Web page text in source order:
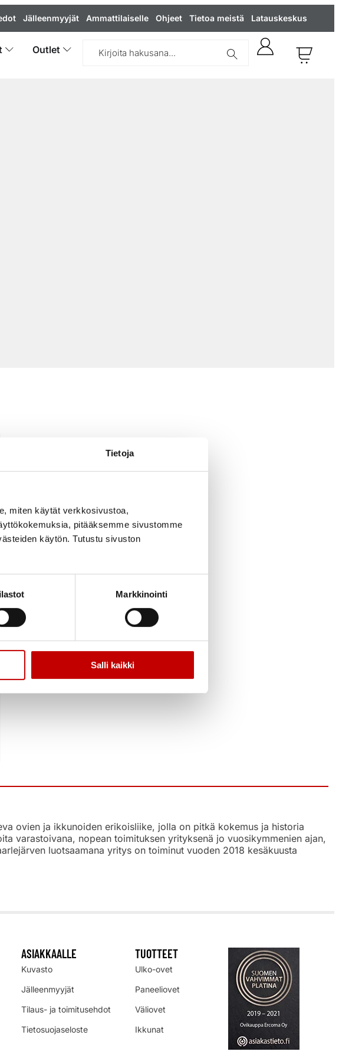
Tietoja
miten käytät verkkosivustoa,
pitääksemme sivustomme
käytön. Tutustu sivuston
Markkinointi
Salli kaikki
Jälleenmyyjät Ammattilaiselle Ohjeet Tietoa meistä Latauskeskus
Outlet
ovien ja ikkunoiden erikoisliike, jolla on pitkä kokemus ja historia
varastoivana, nopean toimituksen yrityksenä jo vuosikymmenien ajan,
luotsaamana yritys on toiminut vuoden 2018 kesäkuusta
ASIAKKAALLE
Kuvasto
Jälleenmyyjät
Tilaus- ja toimitusehdot
Tietosuojaseloste
TUOTTEET
Ulko-ovet
Paneeliovet
Väliovet
Ikkunat